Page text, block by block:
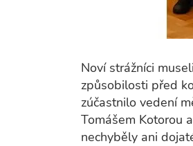
Noví strážníci
způsobilosti před
zúčastnilo vedení
Tomášem Kotorou
nechyběly ani